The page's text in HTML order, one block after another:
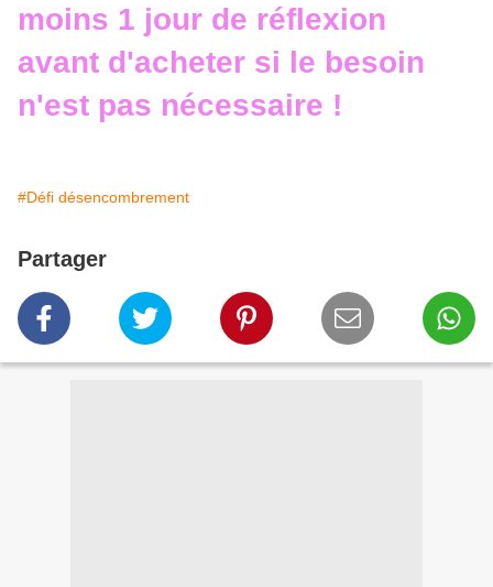
moins 1 jour de réflexion
avant d'acheter si le besoin
n'est pas nécessaire !
#Défi désencombrement
Partager